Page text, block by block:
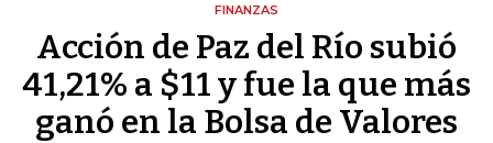
FINANZAS
Acción de Paz del Río subió
41,21% a $11 y fue la que más
ganó en la Bolsa de Valores